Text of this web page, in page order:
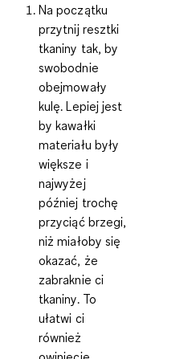
Na początku
przytnij resztki
tkaniny tak, by
swobodnie
obejmowały
kulę. Lepiej jest
by kawałki
materiału były
większe i
najwyżej
później trochę
przyciąć brzegi,
niż miałoby się
okazać, że
zabraknie ci
tkaniny. To
ułatwi ci
również